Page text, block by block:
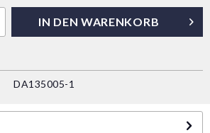
IN DEN WARENKORB
DA135005-1